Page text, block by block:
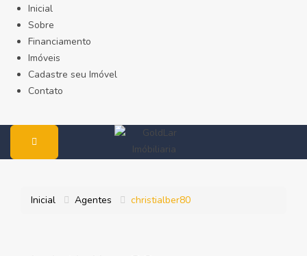
Inicial
Sobre
Financiamento
Imóveis
Cadastre seu Imóvel
Contato
Inicial Agentes christialber80